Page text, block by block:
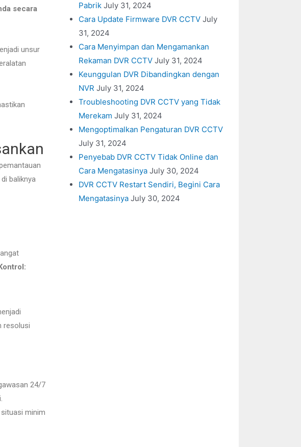
secara
unsur
baliknya
resolusi
24/7
minim
Pabrik July 31, 2024
Cara Update Firmware DVR CCTV July
31, 2024
Cara Menyimpan dan Mengamankan
Rekaman DVR CCTV July 31, 2024
Keunggulan DVR Dibandingkan dengan
NVR July 31, 2024
Troubleshooting DVR CCTV yang Tidak
Merekam July 31, 2024
Mengoptimalkan Pengaturan DVR CCTV
July 31, 2024
Penyebab DVR CCTV Tidak Online dan
Cara Mengatasinya July 30, 2024
DVR CCTV Restart Sendiri, Begini Cara
Mengatasinya July 30, 2024